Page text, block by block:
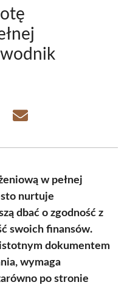
Share
w pełnej
nurtuje
dbać o zgodność z
swoich finansów.
dokumentem
wymaga
po stronie